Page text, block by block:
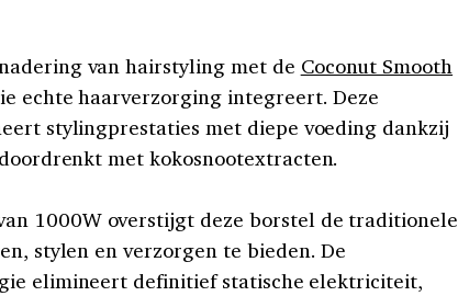
van hairstyling met de Coconut Smooth
echte haarverzorging integreert. Deze
stylingprestaties met diepe voeding dankzij
met kokosnootextracten.
1000W overstijgt deze borstel de traditionele
stylen en verzorgen te bieden. De
elimineert definitief statische elektriciteit,